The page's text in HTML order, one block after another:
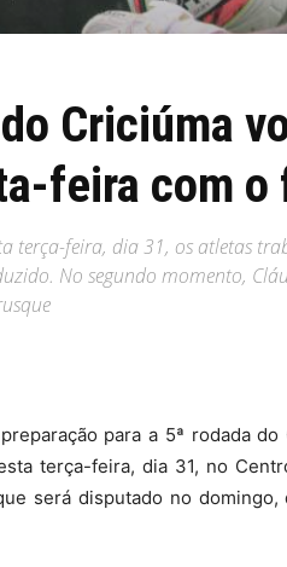
Criciúma
feira com o
terça-feira, dia 31, os atletas
No segundo momento,
para a 5ª rodada
terça-feira, dia 31, no
será disputado no